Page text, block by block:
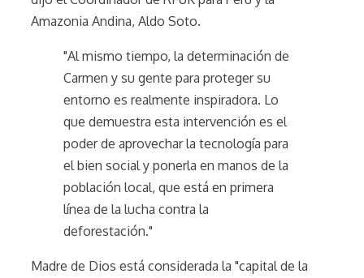
Amazonia Andina, Aldo Soto.
"Al mismo tiempo, la determinación de
Carmen y su gente para proteger su
entorno es realmente inspiradora. Lo
que demuestra esta intervención es el
poder de aprovechar la tecnología para
el bien social y ponerla en manos de la
población local, que está en primera
línea de la lucha contra la
deforestación."
Madre de Dios está considerada la "capital de la